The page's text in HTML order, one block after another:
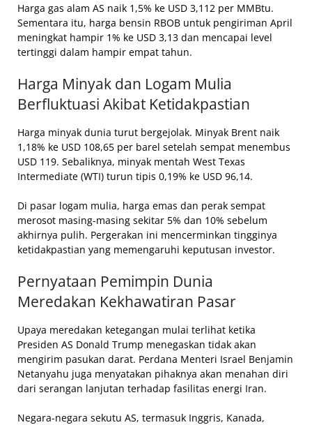
Harga gas alam AS naik 1,5% ke USD 3,112 per MMBtu.
Sementara itu, harga bensin RBOB untuk pengiriman April
meningkat hampir 1% ke USD 3,13 dan mencapai level
tertinggi dalam hampir empat tahun.
Harga Minyak dan Logam Mulia
Berfluktuasi Akibat Ketidakpastian
Harga minyak dunia turut bergejolak. Minyak Brent naik
1,18% ke USD 108,65 per barel setelah sempat menembus
USD 119. Sebaliknya, minyak mentah West Texas
Intermediate (WTI) turun tipis 0,19% ke USD 96,14.
Di pasar logam mulia, harga emas dan perak sempat
merosot masing-masing sekitar 5% dan 10% sebelum
akhirnya pulih. Pergerakan ini mencerminkan tingginya
ketidakpastian yang memengaruhi keputusan investor.
Pernyataan Pemimpin Dunia
Meredakan Kekhawatiran Pasar
Upaya meredakan ketegangan mulai terlihat ketika
Presiden AS Donald Trump menegaskan tidak akan
mengirim pasukan darat. Perdana Menteri Israel Benjamin
Netanyahu juga menyatakan pihaknya akan menahan diri
dari serangan lanjutan terhadap fasilitas energi Iran.
Negara-negara sekutu AS, termasuk Inggris, Kanada,